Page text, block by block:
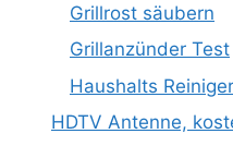
Grillrost säubern
Grillanzünder Test
Haushalts Reiniger
HDTV Antenne,